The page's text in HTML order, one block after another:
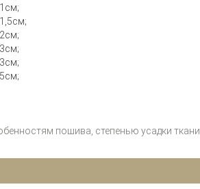
пошива, степенью усадки ткани.